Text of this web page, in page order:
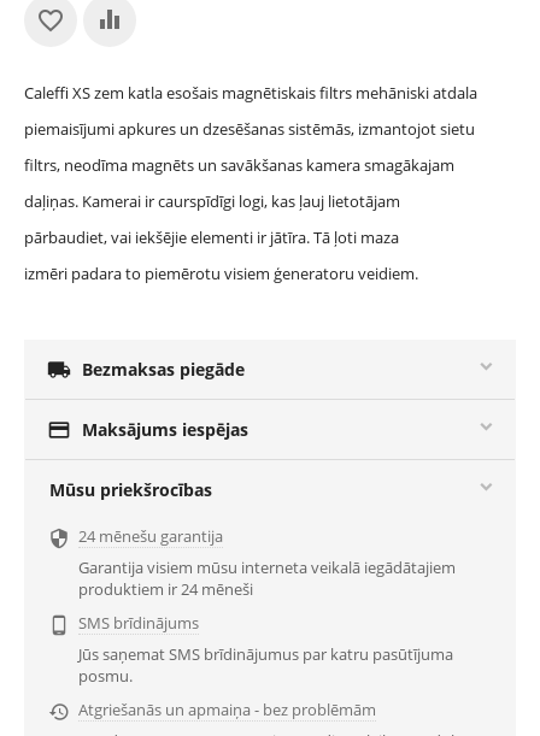
Caleffi XS zem katla esošais magnētiskais filtrs mehāniski atdala
piemaisījumi apkures un dzesēšanas sistēmās, izmantojot sietu
filtrs, neodīma magnēts un savākšanas kamera smagākajam
daļiņas. Kamerai ir caurspīdīgi logi, kas ļauj lietotājam
pārbaudiet, vai iekšējie elementi ir jātīra. Tā ļoti maza
izmēri padara to piemērotu visiem ģeneratoru veidiem.
 Bezmaksas piegāde
 Maksājums iespējas
Mūsu priekšrocības
 24 mēnešu garantija
Garantija visiem mūsu interneta veikalā iegādātajiem
produktiem ir 24 mēneši

SMS brīdinājums
Jūs saņemat SMS brīdinājumus par katru pasūtījuma
posmu.
 Atgriešanās un apmaiņa - bez problēmām